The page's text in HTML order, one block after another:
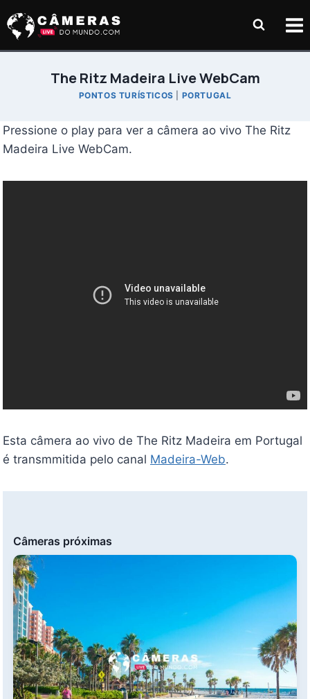
para
The Ritz Madeira Live WebCam
PONTOS TURÍSTICOS PORTUGAL
Pressione o play para ver a câmera ao vivo The Ritz
Madeira Live WebCam.
Esta câmera ao vivo de The Ritz Madeira em Portugal
é transmmitida pelo canal Madeira-Web.
Câmeras próximas